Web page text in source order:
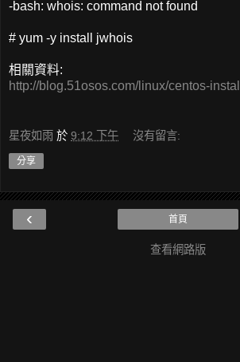
-bash: whois: command not found
# yum -y install jwhois
相關資料:
http://blog.51osos.com/linux/centos-
星夜如雨 於 9:12 下午 沒有留言:
分享
‹ 首頁
查看網路版